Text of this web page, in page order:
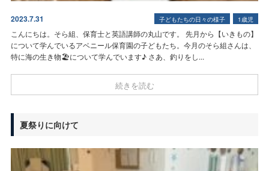
2023.7.31 1歳児
子どもたちの日々の様子
こんにちは。そら組、保育士と英語講師の丸山です。 先月から【いきもの】
について学んでいるアベニール保育園の子どもたち。今月のそら組さんは、
特に海の生き物🏖について学んでいます♪ さあ、釣りをし...
続きを読む
夏祭りに向けて